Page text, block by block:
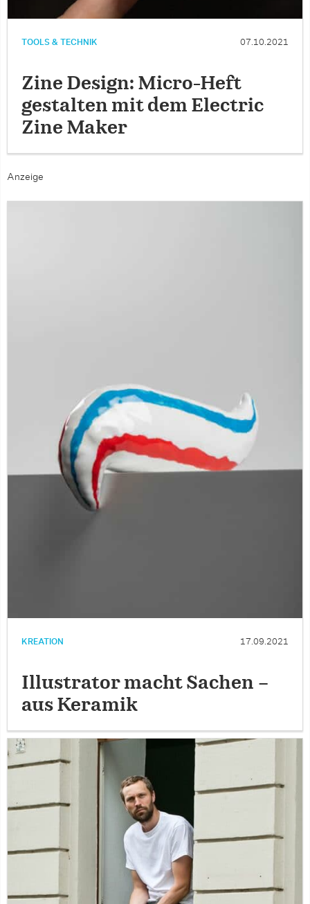
TOOLS & TECHNIK 07.10.2021
Zine Design: Micro-Heft
gestalten mit dem Electric
Zine Maker
Anzeige
KREATION 17.09.2021
Illustrator macht Sachen –
aus Keramik